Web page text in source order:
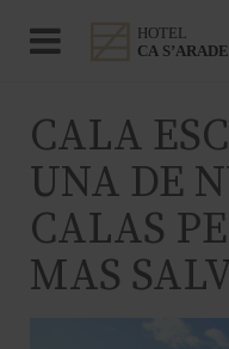
CALA
UNA DE
CALAS
MAS